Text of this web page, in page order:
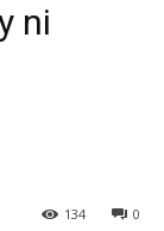
ni
0
134